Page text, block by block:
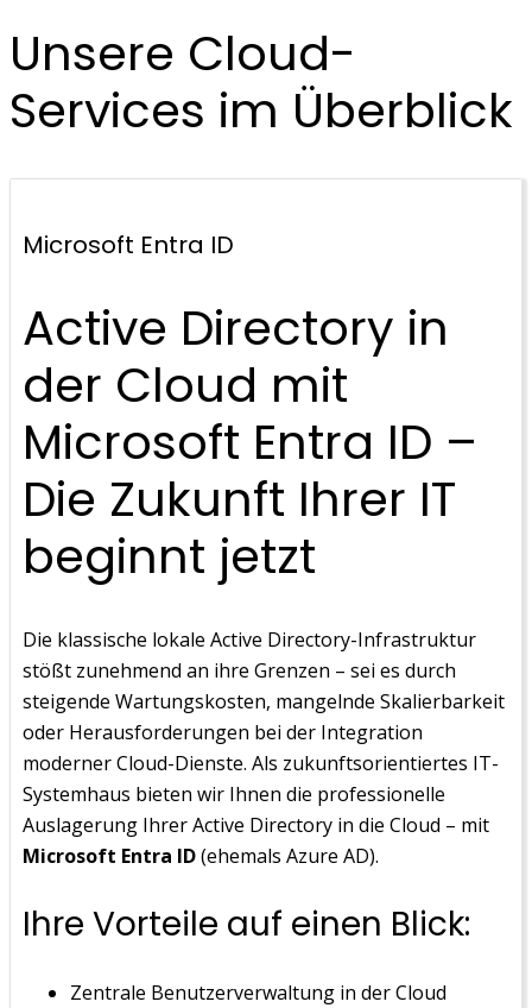
Unsere Cloud-
Services im Überblick
Microsoft Entra ID
Active Directory in
der Cloud mit
Microsoft Entra ID –
Die Zukunft Ihrer IT
beginnt jetzt
Die klassische lokale Active Directory-Infrastruktur
stößt zunehmend an ihre Grenzen – sei es durch
steigende Wartungskosten, mangelnde Skalierbarkeit
oder Herausforderungen bei der Integration
moderner Cloud-Dienste. Als zukunftsorientiertes IT-
Systemhaus bieten wir Ihnen die professionelle
Auslagerung Ihrer Active Directory in die Cloud – mit
Microsoft Entra ID(ehemals Azure AD).
Ihre Vorteile auf einen Blick:
Zentrale Benutzerverwaltung in der Cloud